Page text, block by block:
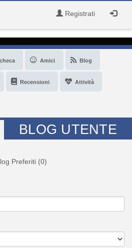
Registrati
Amici Blog
Recensioni Attività
BLOG UTENTE
Preferiti (0)